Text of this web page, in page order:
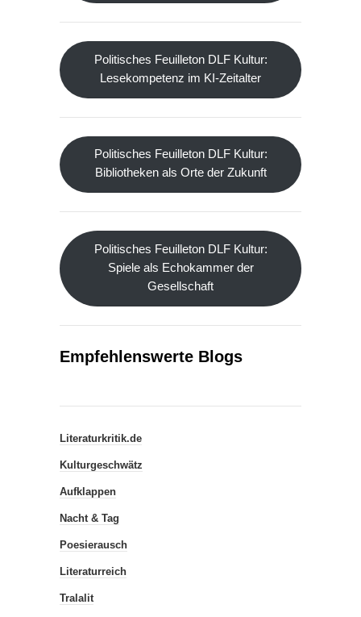
Politisches Feuilleton DLF Kultur:
Lesekompetenz im KI-Zeitalter
Politisches Feuilleton DLF Kultur:
Bibliotheken als Orte der Zukunft
Politisches Feuilleton DLF Kultur:
Spiele als Echokammer der
Gesellschaft
Empfehlenswerte Blogs
Literaturkritik.de
Kulturgeschwätz
Aufklappen
Nacht & Tag
Poesierausch
Literaturreich
Tralalit